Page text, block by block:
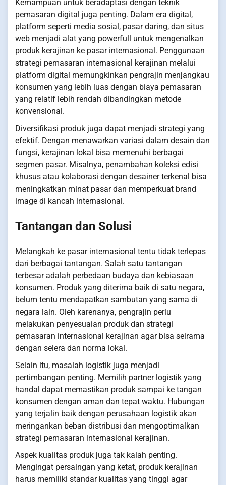
Kemampuan untuk beradaptasi dengan teknik
pemasaran digital juga penting. Dalam era digital,
platform seperti media sosial, pasar daring, dan situs
web menjadi alat yang powerfull untuk mengenalkan
produk kerajinan ke pasar internasional. Penggunaan
strategi pemasaran internasional kerajinan melalui
platform digital memungkinkan pengrajin menjangkau
konsumen yang lebih luas dengan biaya pemasaran
yang relatif lebih rendah dibandingkan metode
konvensional.
Diversifikasi produk juga dapat menjadi strategi yang
efektif. Dengan menawarkan variasi dalam desain dan
fungsi, kerajinan lokal bisa memenuhi berbagai
segmen pasar. Misalnya, penambahan koleksi edisi
khusus atau kolaborasi dengan desainer terkenal bisa
meningkatkan minat pasar dan memperkuat brand
image di kancah internasional.
Tantangan dan Solusi
Melangkah ke pasar internasional tentu tidak terlepas
dari berbagai tantangan. Salah satu tantangan
terbesar adalah perbedaan budaya dan kebiasaan
konsumen. Produk yang diterima baik di satu negara,
belum tentu mendapatkan sambutan yang sama di
negara lain. Oleh karenanya, pengrajin perlu
melakukan penyesuaian produk dan strategi
pemasaran internasional kerajinan agar bisa seirama
dengan selera dan norma lokal.
Selain itu, masalah logistik juga menjadi
pertimbangan penting. Memilih partner logistik yang
handal dapat memastikan produk sampai ke tangan
konsumen dengan aman dan tepat waktu. Hubungan
yang terjalin baik dengan perusahaan logistik akan
meringankan beban distribusi dan mengoptimalkan
strategi pemasaran internasional kerajinan.
Aspek kualitas produk juga tak kalah penting.
Mengingat persaingan yang ketat, produk kerajinan
harus memiliki standar kualitas yang tinggi agar